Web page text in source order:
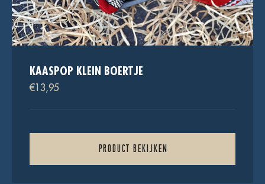
KAASPOP KLEIN BOERTJE
€13,95
PRODUCT BEKIJKEN